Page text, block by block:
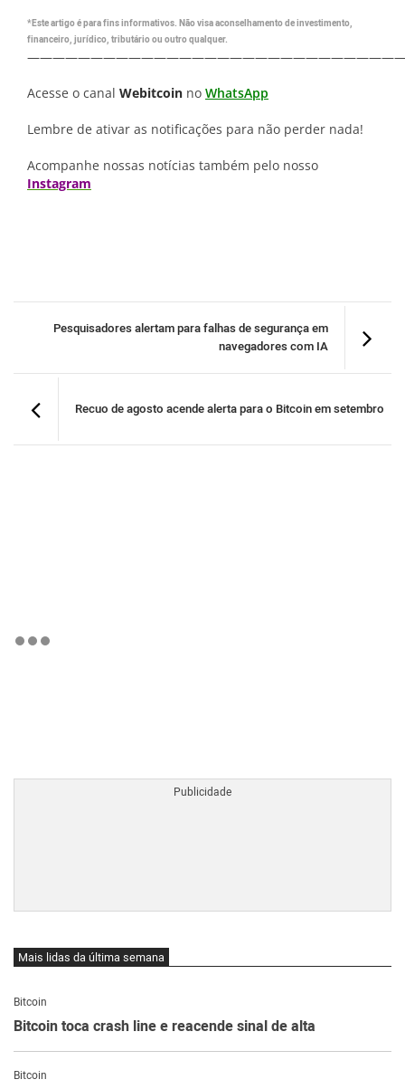
*Este artigo é para fins informativos. Não visa aconselhamento de investimento,
financeiro, jurídico, tributário ou outro qualquer.
Acesse o canal Webitcoin no WhatsApp
Lembre de ativar as notificações para não perder nada!
Acompanhe nossas notícias também pelo nosso
Instagram
Pesquisadores alertam para falhas de segurança em
navegadores com IA
Recuo de agosto acende alerta para o Bitcoin em setembro
Mais lidas da última semana
Bitcoin
Bitcoin toca crash line e reacende sinal de alta
Bitcoin